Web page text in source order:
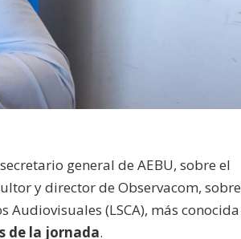
general de AEBU, sobre el
y director de Observacom, sobre
(LSCA), más conocida
de la jornada.